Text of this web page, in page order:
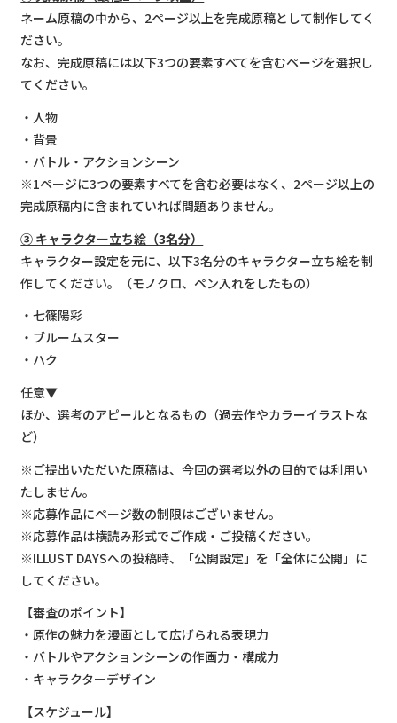
ネーム原稿の中から、2ページ以上を完成原稿として制作してく
ださい。
なお、完成原稿には以下3つの要素すべてを含むページを選択し
てください。
・人物
・背景
・バトル・アクションシーン
※1ページに3つの要素すべてを含む必要はなく、2ページ以上の
完成原稿内に含まれていれば問題ありません。
③ キャラクター立ち絵（3名分）
キャラクター設定を元に、以下3名分のキャラクター立ち絵を制
作してください。（モノクロ、ペン入れをしたもの）
・七篠陽彩
・ブルームスター
・ハク
任意▼
ほか、選考のアピールとなるもの（過去作やカラーイラストな
ど）
※ご提出いただいた原稿は、今回の選考以外の目的では利用い
たしません。
※応募作品にページ数の制限はございません。
※応募作品は横読み形式でご作成・ご投稿ください。
※ILLUST DAYSへの投稿時、「公開設定」を「全体に公開」に
してください。
【審査のポイント】
・原作の魅力を漫画として広げられる表現力
・バトルやアクションシーンの作画力・構成力
・キャラクターデザイン
【スケジュール】